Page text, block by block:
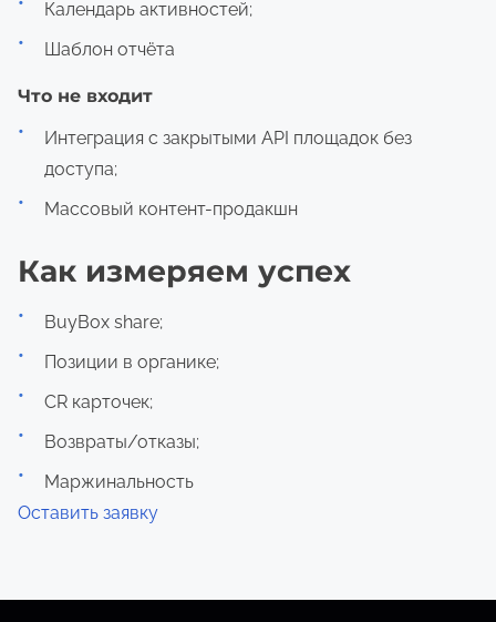
Календарь активностей;
Шаблон отчёта
Что не входит
Интеграция с закрытыми API площадок без
доступа;
Массовый контент-продакшн
Как измеряем успех
BuyBox share;
Позиции в органике;
CR карточек;
Возвраты/отказы;
Маржинальность
Оставить заявку